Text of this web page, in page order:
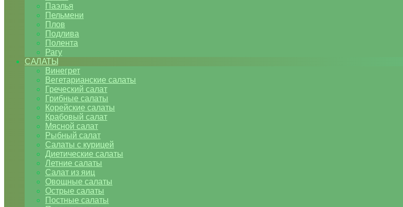
Паэлья
Пельмени
Плов
Подлива
Полента
Рагу
САЛАТЫ
Винегрет
Вегетарианские салаты
Греческий салат
Грибные салаты
Корейские салаты
Крабовый салат
Мясной салат
Рыбный салат
Салаты с курицей
Диетические салаты
Летние салаты
Салат из яиц
Овощные салаты
Острые салаты
Постные салаты